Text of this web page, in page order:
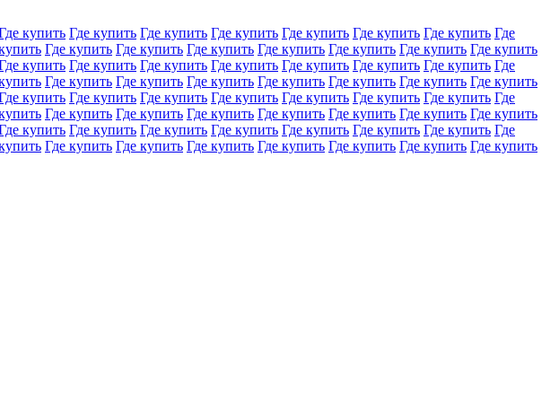
купить Где купить Где купить Где купить Где купить Где купить Где купить Где
Где купить Где купить Где купить Где купить Где купить Где купить Где купить
купить Где купить Где купить Где купить Где купить Где купить Где купить Где
Где купить Где купить Где купить Где купить Где купить Где купить Где купить
купить Где купить Где купить Где купить Где купить Где купить Где купить Где
Где купить Где купить Где купить Где купить Где купить Где купить Где купить
купить Где купить Где купить Где купить Где купить Где купить Где купить Где
Где купить Где купить Где купить Где купить Где купить Где купить Где купить